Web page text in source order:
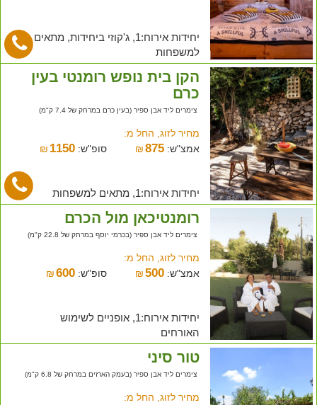
יחידות אירוח:1, ג'קוזי ביחידות, מתאים
למשפחות
הקן בית נופש רומנטי בעין
כרם
צימרים ליד אבן ספיר (בעין כרם במרחק של 7.4 ק"מ)
מחיר לזוג, החל מ:
אמצ"ש:
₪875 סופ"ש: ₪ 1150
יחידות אירוח:1, מתאים למשפחות
רומנטיכאן מול הכרם
צימרים ליד אבן ספיר (בכרמי יוסף במרחק של 22.8 ק"מ)
מחיר לזוג, החל מ:
אמצ"ש:
₪500 סופ"ש: ₪ 600
יחידות אירוח:1, אופניים לשימוש
האורחים
טור סיני
צימרים ליד אבן ספיר (בעמק הארזים במרחק של 6.8 ק"מ)
מחיר לזוג, החל מ: